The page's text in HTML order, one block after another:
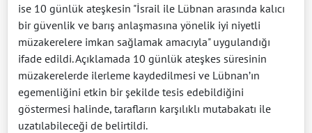
ise 10 günlük ateşkesin "İsrail ile Lübnan arasında kalıcı
bir güvenlik ve barış anlaşmasına yönelik iyi niyetli
müzakerelere imkan sağlamak amacıyla" uygulandığı
ifade edildi. Açıklamada 10 günlük ateşkes süresinin
müzakerelerde ilerleme kaydedilmesi ve Lübnan’ın
egemenliğini etkin bir şekilde tesis edebildiğini
göstermesi halinde, tarafların karşılıklı mutabakatı ile
uzatılabileceği de belirtildi.